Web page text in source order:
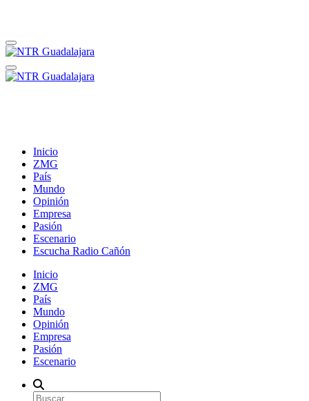
Inicio
ZMG
País
Mundo
Opinión
Empresa
Pasión
Escenario
Escucha Radio Cañón
Inicio
ZMG
País
Mundo
Opinión
Empresa
Pasión
Escenario